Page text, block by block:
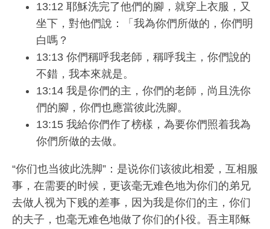
13:12 耶穌洗完了他們的腳，就穿上衣服，又
坐下，對他們說：「我為你們所做的，你們明
白嗎？
13:13 你們稱呼我老師，稱呼我主，你們說的
不錯，我本來就是。
13:14 我是你們的主，你們的老師，尚且洗你
們的腳，你們也應當彼此洗腳。
13:15 我給你們作了榜樣，為要你們照着我為
你們所做的去做。
“你们也当彼此洗脚”：是说你们该彼此相爱，互相服
事，在需要的时候，更该毫无难色地为你们的弟兄
去做人视为下贱的差事，因为我是你们的主，你们
的夫子，也毫无难色地做了你们的仆役。吾主耶稣